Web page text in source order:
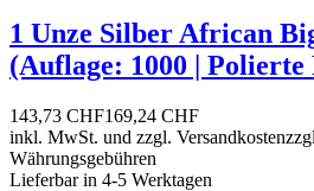
1 Unze Silber African
(Auflage: 1000 | Polierte
143,73 CHF169,24 CHF
inkl. MwSt. und zzgl. Versandkosten
Währungsgebühren
Lieferbar in 4-5 Werktagen